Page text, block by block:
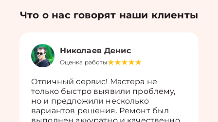
Что о нас говорят наши клиенты
Николаев Денис
Оценка работы
Отличный сервис! Мастера не
только быстро выявили проблему,
но и предложили несколько
вариантов решения. Ремонт был